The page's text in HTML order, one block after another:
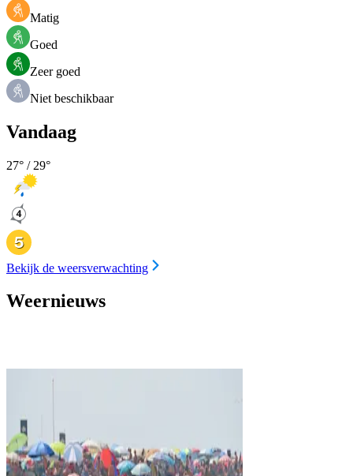
Matig
Goed
Zeer goed
Niet beschikbaar
Vandaag
27° / 29°
Bekijk de weersverwachting
Weernieuws